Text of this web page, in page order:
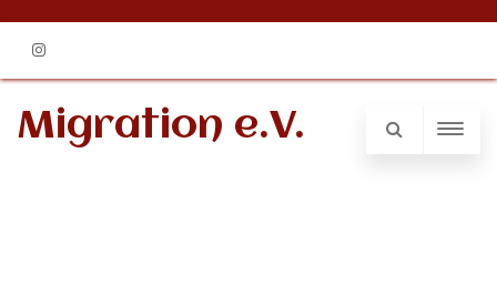
Instagram
Migration e.V.